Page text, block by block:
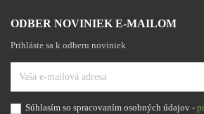
ODBER NOVINIEK E-MAILOM
Prihláste sa k odberu noviniek
Súhlasím so spracovaním osobných údajov -